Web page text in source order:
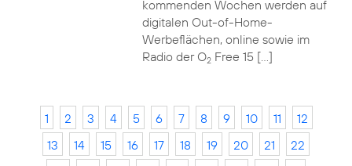
kommenden Wochen werden auf
digitalen Out-of-Home-
Werbeflächen, online sowie im
Radio der O2Free 15 […]
1 2 3 4 5 6 7 8 9 10 11
12
13
14 15 16 17 18 19 20 21
22